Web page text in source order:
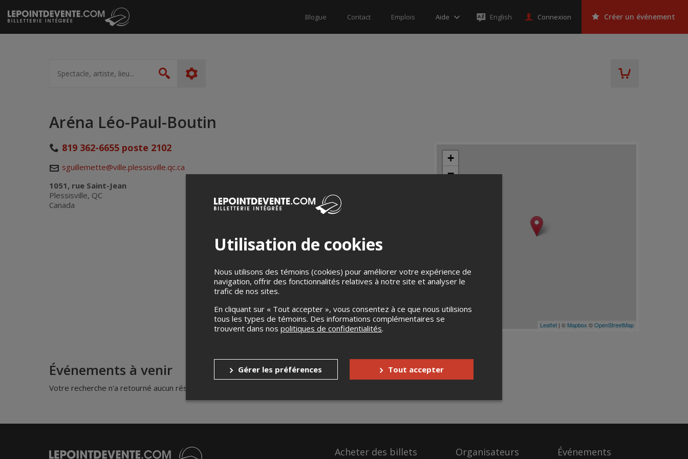
Passer
au
contenu
Blogue Contact Emplois Aide English Connexion Créer un événement
artiste,
lieu...
Rechercher
Aréna Léo-Paul-Boutin
819 362-6655 poste 2102
sguillemette@ville.plessisville.qc.ca
1051, rue Saint-Jean
Plessisville, QC
Canada
+
−
Leaflet | © Mapbox ©OpenStreetMap
Événements à venir
Votre recherche n'a retourné aucun résultat.
Acheter des billets Organisateurs Événements
Utilisation de cookies
Nous utilisons des témoins (cookies) pour améliorer votre expérience de
navigation, offrir des fonctionnalités relatives à notre site et analyser le
trafic de nos sites.
En cliquant sur « Tout accepter », vous consentez à ce que nous utilisions
tous les types de témoins. Des informations complémentaires se
trouvent dans nos politiques de confidentialités.
Gérer les préférences Tout accepter